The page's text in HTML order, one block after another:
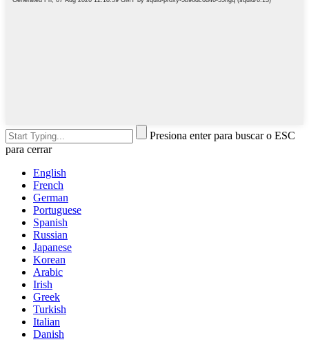
Presiona enter para buscar o ESC
para cerrar
English
French
German
Portuguese
Spanish
Russian
Japanese
Korean
Arabic
Irish
Greek
Turkish
Italian
Danish